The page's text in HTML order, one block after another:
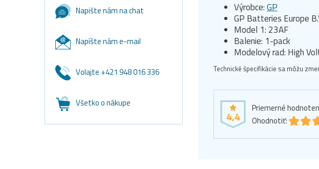
Napište nám na chat
Napíšte nám e-mail
Volajte +421 948 016 336
Všetko o nákupe
Výrobce:GP
GP Batteries Europe
Model 1: 23AF
Balenie: 1-pack
Modelový rad: High
Technické špecifikácie sa môžu
4,4
Priemerné
Ohodnotiť: